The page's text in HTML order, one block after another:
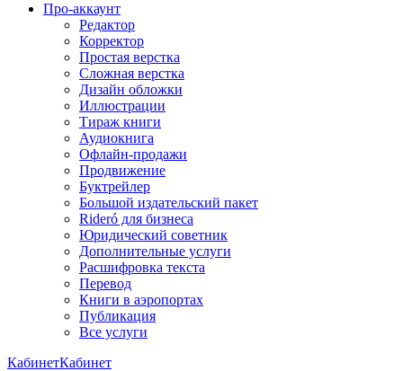
Про-аккаунт
Редактор
Корректор
Простая верстка
Сложная верстка
Дизайн обложки
Иллюстрации
Тираж книги
Аудиокнига
Офлайн-продажи
Продвижение
Буктрейлер
Большой издательский пакет
Rideró для бизнеса
Юридический советник
Дополнительные услуги
Расшифровка текста
Перевод
Книги в аэропортах
Публикация
Все услуги
КабинетКабинет